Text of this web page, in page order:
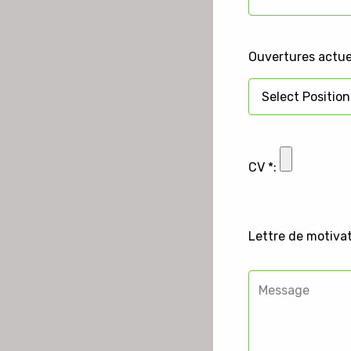
Ouvertures
CV *:
Lettre de